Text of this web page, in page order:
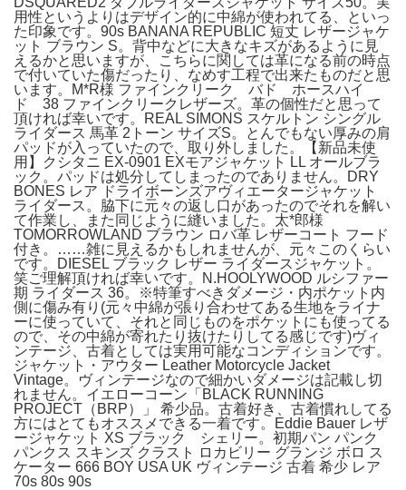
用性というよりはデザイン的に中綿が使われてる、といっ
た印象です。90s BANANA REPUBLIC 短丈 レザージャケ
ット ブラウン S。背中などに大きなキズがあるように見
えるかと思いますが、こちらに関しては革になる前の時点
で付いていた傷だったり、なめす工程で出来たものだと思
います。M*R様 ファインクリーク バド ホースハイ
ド 38 ファインクリークレザーズ。革の個性だと思って
頂ければ幸いです。REAL SIMONS スケルトン シングル
ライダース 馬革 2トーン サイズS。とんでもない厚みの肩
パッドが入っていたので、取り外しました。【新品未使
用】クシタニ EX-0901 EXモアジャケット LL オールブラ
ック。パッドは処分してしまったのでありません。DRY
BONES レア ドライボーンズアヴィエータージャケット
ライダース。脇下に元々の返し口があったのでそれを解い
て作業し、また同じように縫いました。太*郎様
TOMORROWLAND ブラウン ロバ革 レザーコート フード
付き。……雑に見えるかもしれませんが、元々このくらい
です。DIESEL ブラック レザー ライダースジャケット。
笑ご理解頂ければ幸いです。N.HOOLYWOOD ルシファー
期 ライダース 36。※特筆すべきダメージ・内ポケット内
側に傷み有り(元々中綿が張り合わせてある生地をライナ
ーに使っていて、それと同じものをポケットにも使ってる
ので、その中綿が寄れたり抜けたりしてる感じです)ヴィ
ンテージ、古着としては実用可能なコンディションです。
ジャケット・アウター Leather Motorcycle Jacket
Vintage。ヴィンテージなので細かいダメージは記載し切
れません。イエローコーン「BLACK RUNNING
PROJECT（BRP）」 希少品。古着好き、古着慣れしてる
方にはとてもオススメできる一着です。Eddie Bauer レザ
ージャケット XS ブラック シェリー。初期パン パンク
パンクス スキンズ クラスト ロカビリー グランジ ボロ ス
ケーター 666 BOY USA UK ヴィンテージ 古着 希少 レア
70s 80s 90s